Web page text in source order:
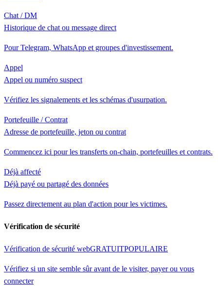
Chat / DM
Historique de chat ou message direct
Pour Telegram, WhatsApp et groupes d'investissement.
Appel
Appel ou numéro suspect
Vérifiez les signalements et les schémas d'usurpation.
Portefeuille / Contrat
Adresse de portefeuille, jeton ou contrat
Commencez ici pour les transferts on-chain, portefeuilles et contrats.
Déjà affecté
Déjà payé ou partagé des données
Passez directement au plan d'action pour les victimes.
Vérification de sécurité
Vérification de sécurité webGRATUITPOPULAIRE
Vérifiez si un site semble sûr avant de le visiter, payer ou vous
connecter